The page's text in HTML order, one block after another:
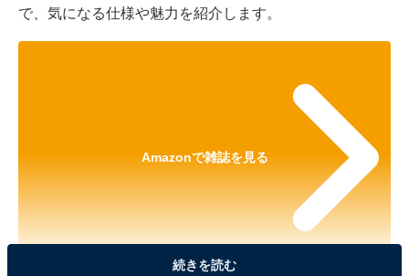
で、気になる仕様や魅力を紹介します。
Amazonで雑誌を見る
続きを読む